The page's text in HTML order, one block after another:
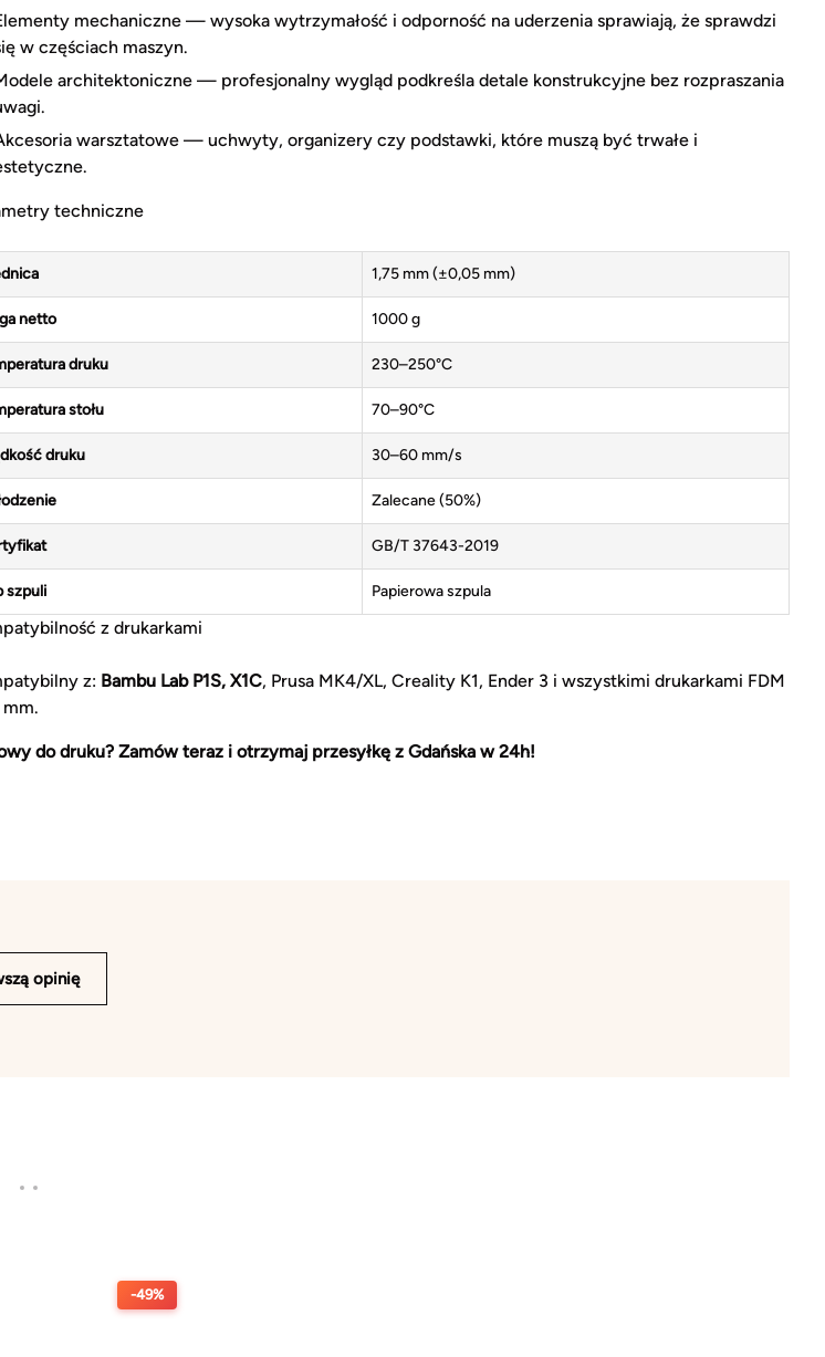
mechaniczne — wysoka wytrzymałość i odporność na uderzenia sprawiają, że sprawdzi
w częściach maszyn.
architektoniczne — profesjonalny wygląd podkreśla detale konstrukcyjne bez rozpraszania
warsztatowe — uchwyty, organizery czy podstawki, które muszą być trwałe i
techniczne
1,75 mm (±0,05 mm)
netto 1000 g
druku 230–250°C
stołu 70–90°C
druku 30–60 mm/s
Zalecane (50%)
GB/T 37643-2019
szpuli Papierowa szpula
z drukarkami
z: Bambu Lab P1S, X1C, Prusa MK4/XL, Creality K1, Ender 3 i wszystkimi drukarkami FDM
mm.
do druku? Zamów teraz i otrzymaj przesyłkę z Gdańska w 24h!
opinię
-49%